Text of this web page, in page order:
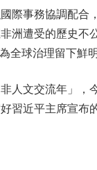
事務協調配合
洲遭受的歷史
全球治理留下鮮
文交流年」，
習近平主席宣